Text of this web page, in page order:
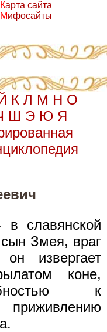
Карта сайта
Мифосайты
К Л М Н О
Ш Э Ю Я
в славянской
Змея, враг
он извергает
коне,
к